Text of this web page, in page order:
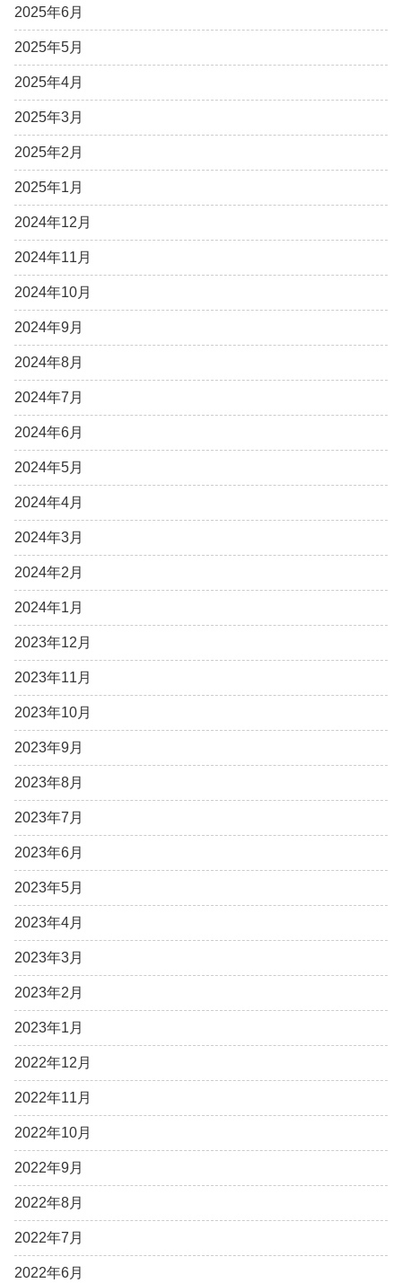
2025年6月
2025年5月
2025年4月
2025年3月
2025年2月
2025年1月
2024年12月
2024年11月
2024年10月
2024年9月
2024年8月
2024年7月
2024年6月
2024年5月
2024年4月
2024年3月
2024年2月
2024年1月
2023年12月
2023年11月
2023年10月
2023年9月
2023年8月
2023年7月
2023年6月
2023年5月
2023年4月
2023年3月
2023年2月
2023年1月
2022年12月
2022年11月
2022年10月
2022年9月
2022年8月
2022年7月
2022年6月